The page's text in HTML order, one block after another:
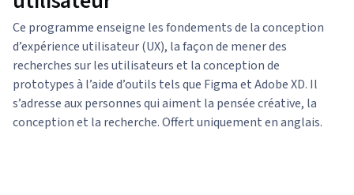
Ce programme enseigne les fondements de la conception
d’expérience utilisateur (UX), la façon de mener des
recherches sur les utilisateurs et la conception de
prototypes à l’aide d’outils tels que Figma et Adobe XD. Il
s’adresse aux personnes qui aiment la pensée créative, la
conception et la recherche. Offert uniquement en anglais.